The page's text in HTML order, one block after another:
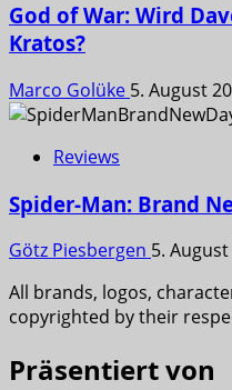
God of War: Wird
Kratos?
Marco Golüke 5. August
Reviews
Spider-Man: Brand
Götz Piesbergen 5.
All brands, logos,
copyrighted by their
Präsentiert von